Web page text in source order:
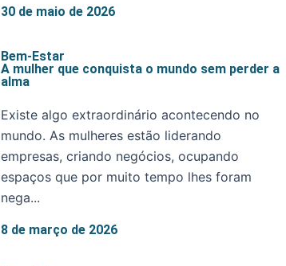
30 de maio de 2026
Bem-Estar
A mulher que conquista o mundo sem perder a
alma
Existe algo extraordinário acontecendo no
mundo. As mulheres estão liderando
empresas, criando negócios, ocupando
espaços que por muito tempo lhes foram
nega...
8 de março de 2026